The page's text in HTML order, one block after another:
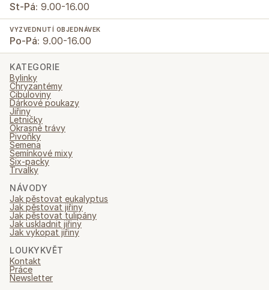
St-Pá: 9.00-16.00
VYZVEDNUTÍ OBJEDNÁVEK
Po-Pá: 9.00-16.00
KATEGORIE
Bylinky
Chryzantémy
Cibuloviny
Dárkové poukazy
Jiřiny
Letničky
Okrasné trávy
Pivoňky
Semena
Semínkové mixy
Six-packy
Trvalky
NÁVODY
Jak pěstovat eukalyptus
Jak pěstovat jiřiny
Jak pěstovat tulipány
Jak uskladnit jiřiny
Jak vykopat jiřiny
LOUKYKVĚT
Kontakt
Práce
Newsletter